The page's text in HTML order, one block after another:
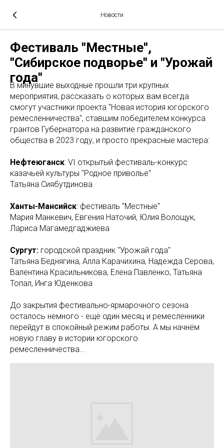
Новости
Фестиваль "Местные",
"Сибирское подворье" и "Урожай
года"
В минувшие выходные прошли три крупных
мероприятия, рассказать о которых вам всегда
смогут участники проекта "Новая история югорского
ремесленничества", ставшим победителем конкурса
грантов Губернатора на развитие гражданского
общества в 2023 году, и просто прекрасные мастера:
Нефтеюганск: VI открытый фестиваль-конкурс
казачьей культуры "Родное приволье"
Татьяна Сиябутдинова
Ханты-Мансийск: фестиваль "Местные"
Мария Манкевич, Евгения Наточий, Юлия Волощук,
Лариса Магамедгаджиева
Сургут: городской праздник "Урожай года"
Татьяна Беднягина, Алла Карачихина, Надежда Серова,
Валентина Красильникова, Елена Павленко, Татьяна
Топал, Инга Юденкова
До закрытия фестивально-ярмарочного сезона
осталось немного - ещё один месяц и ремесленники
перейдут в спокойный режим работы. А мы начнём
новую главу в истории югорского
ремесленничества...